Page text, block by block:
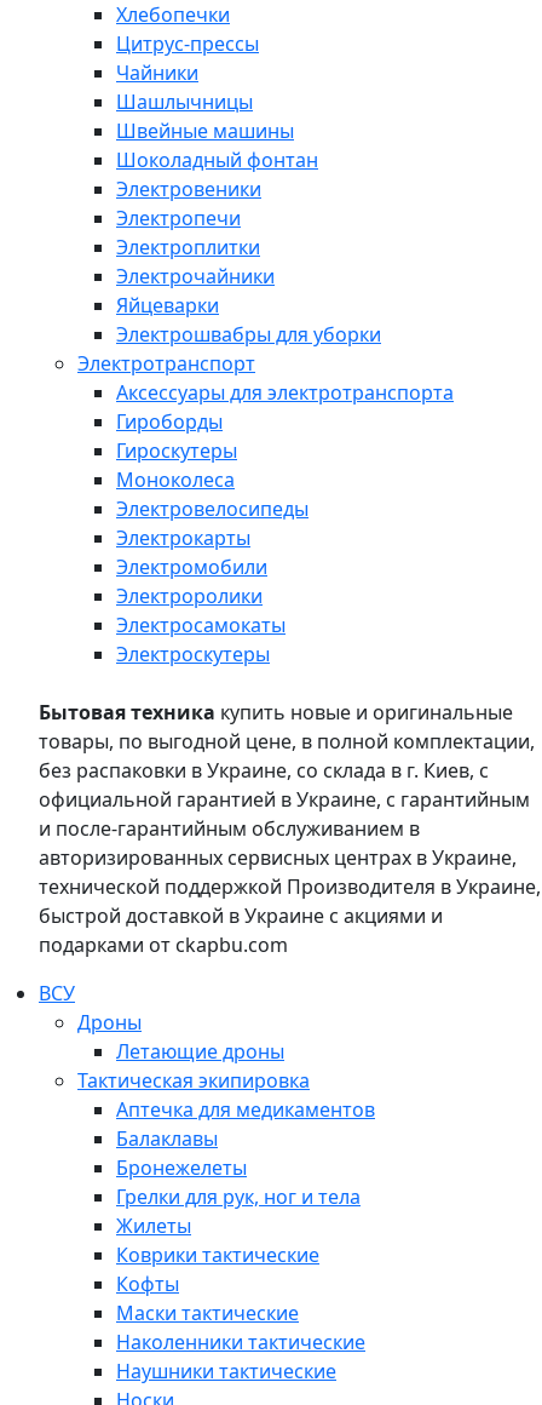
Хлебопечки
Цитрус-прессы
Чайники
Шашлычницы
Швейные машины
Шоколадный фонтан
Электровеники
Электропечи
Электроплитки
Электрочайники
Яйцеварки
Электрошвабры для уборки
Электротранспорт
Аксессуары для электротранспорта
Гироборды
Гироскутеры
Моноколеса
Электровелосипеды
Электрокарты
Электромобили
Электроролики
Электросамокаты
Электроскутеры
Бытовая техника купить новые и оригинальные
товары, по выгодной цене, в полной комплектации,
без распаковки в Украине, со склада в г. Киев, с
официальной гарантией в Украине, с гарантийным
и после-гарантийным обслуживанием в
авторизированных сервисных центрах в Украине,
технической поддержкой Производителя в Украине,
быстрой доставкой в Украине с акциями и
подарками от ckapbu.com
ВСУ
Дроны
Летающие дроны
Тактическая экипировка
Аптечка для медикаментов
Балаклавы
Бронежелеты
Грелки для рук, ног и тела
Жилеты
Коврики тактические
Кофты
Маски тактические
Наколенники тактические
Наушники тактические